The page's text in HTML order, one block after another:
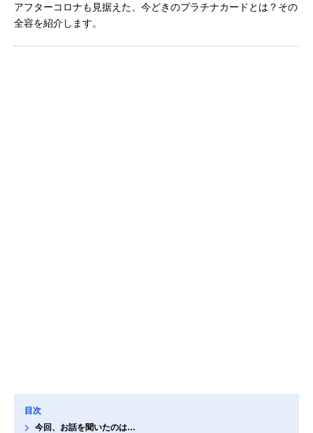
アフターコロナも見据えた、今どきのプラチナカードとは？その
全容を紹介します。
目次
今回、お話を聞いたのは…